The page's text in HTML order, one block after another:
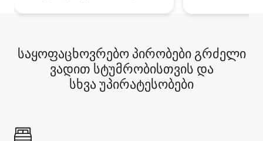
საყოფაცხოვრებო პირობები გრძელი
ვადით სტუმრობისთვის და
სხვა უპირატესობები